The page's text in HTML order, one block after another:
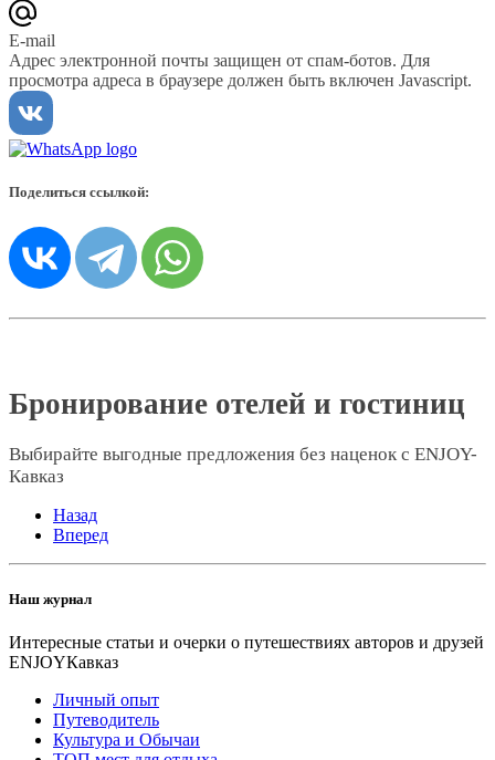
E-mail
Адрес электронной почты защищен от спам-ботов. Для
просмотра адреса в браузере должен быть включен Javascript.
Поделиться ссылкой:
Бронирование отелей и гостиниц
Выбирайте выгодные предложения без наценок c ENJOY-
Кавказ
Назад
Вперед
Наш журнал
Интересные статьи и очерки о путешествиях авторов и друзей
ENJOYКавказ
Личный опыт
Путеводитель
Культура и Обычаи